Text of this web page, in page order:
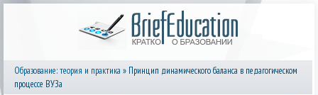
Образование: теория и практика » Принцип динамического баланса в педагогическом
процессе ВУЗа